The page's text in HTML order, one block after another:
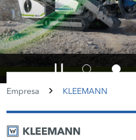
Empresa KLEEMANN